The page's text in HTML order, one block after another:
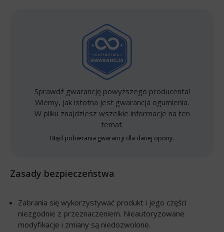
Sprawdź gwarancję powyższego producenta!
Wiemy, jak istotna jest gwarancja ogumienia.
W pliku znajdziesz wszelkie informacje na ten
temat.
Błąd pobierania gwarancji dla danej opony.
Zasady bezpieczeństwa
Zabrania się wykorzystywać produkt i jego części
niezgodnie z przeznaczeniem. Nieautoryzowane
modyfikacje i zmiany są niedozwolone.